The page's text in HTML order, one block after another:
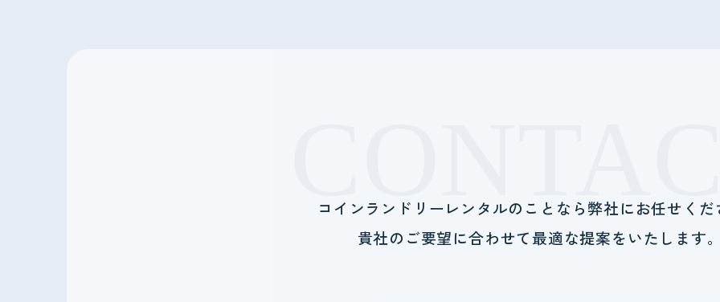
コインランドリーレンタルのことなら弊社にお任せくだ
貴社のご要望に合わせて最適な提案をいたします。